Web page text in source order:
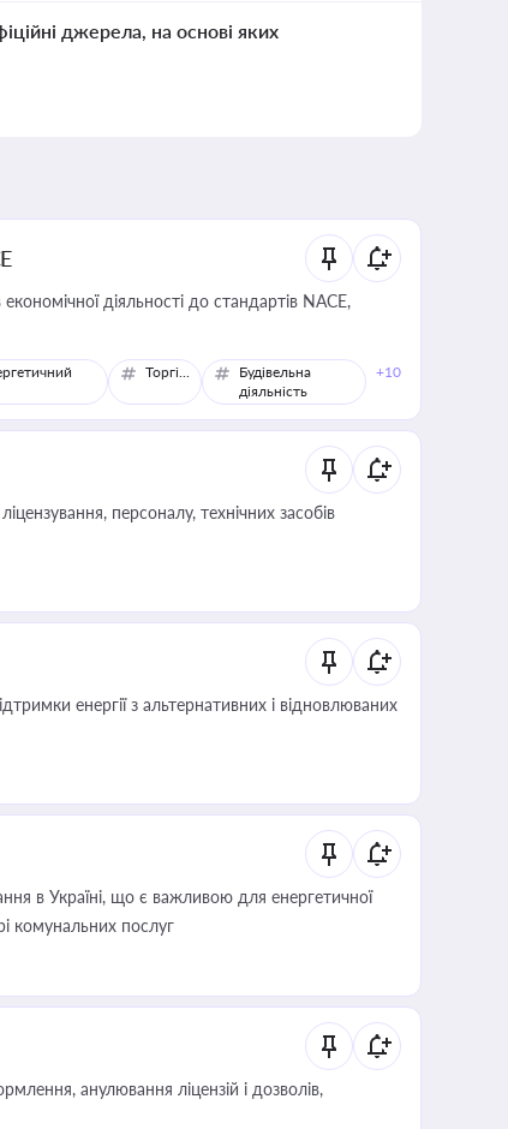
джерела, на основі яких
діяльності до стандартів NACE,
Торгівля
Будівельна
діяльність
+10
персоналу, технічних засобів
енергії з альтернативних і відновлюваних
в Україні, що є важливою для енергетичної
комунальних послуг
анулювання ліцензій і дозволів,